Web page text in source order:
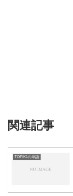
関連記事
TOPIK1の単語